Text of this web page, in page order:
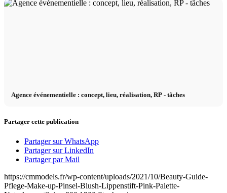
Agence événementielle : concept, lieu, réalisation, RP - tâches
Partager cette publication
Partager sur WhatsApp
Partager sur LinkedIn
Partager par Mail
https://cmmodels.fr/wp-content/uploads/2021/10/Beauty-Guide-
Pflege-Make-up-Pinsel-Blush-Lippenstift-Pink-Palette-